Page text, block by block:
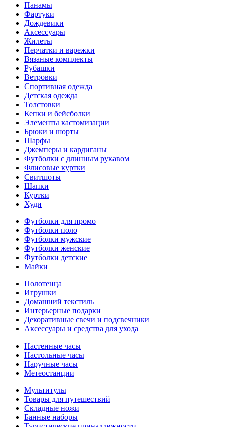
Панамы
Фартуки
Дождевики
Аксессуары
Жилеты
Перчатки и варежки
Вязаные комплекты
Рубашки
Ветровки
Спортивная одежда
Детская одежда
Толстовки
Кепки и бейсболки
Элементы кастомизации
Брюки и шорты
Шарфы
Джемперы и кардиганы
Футболки с длинным рукавом
Флисовые куртки
Свитшоты
Шапки
Куртки
Худи
Футболки для промо
Футболки поло
Футболки мужские
Футболки женские
Футболки детские
Майки
Полотенца
Игрушки
Домашний текстиль
Интерьерные подарки
Декоративные свечи и подсвечники
Аксессуары и средства для ухода
Настенные часы
Настольные часы
Наручные часы
Метеостанции
Мультитулы
Товары для путешествий
Складные ножи
Банные наборы